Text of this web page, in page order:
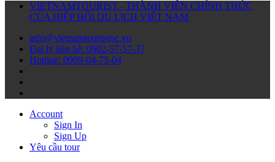
VIETNAMTOURIST - THÀNH VIÊN CHÍNH THỨC
CỦA HIỆP HỘI DU LỊCH VIỆT NAM
info@vietnamtouristjsc.vn
Đại lý liên hệ: 0902-57-57-37
Hotline: 0909-04-75-04
Account
Sign In
Sign Up
Yêu cầu tour